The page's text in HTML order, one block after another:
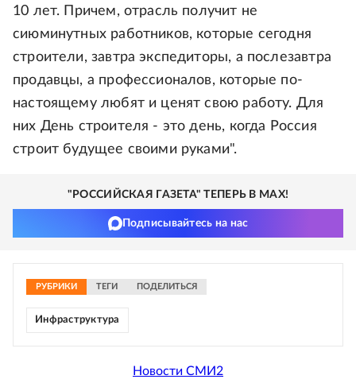
10 лет. Причем, отрасль получит не
сиюминутных работников, которые сегодня
строители, завтра экспедиторы, а послезавтра
продавцы, а профессионалов, которые по-
настоящему любят и ценят свою работу. Для
них День строителя - это день, когда Россия
строит будущее своими руками".
"РОССИЙСКАЯ ГАЗЕТА" ТЕПЕРЬ В MAX!
Подписывайтесь на нас
РУБРИКИ ТЕГИ ПОДЕЛИТЬСЯ
Инфраструктура
Новости СМИ2